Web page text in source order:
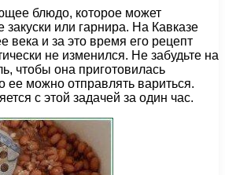
блюдо, которое может
закуски или гарнира. На Кавказе
века и за это время его рецепт
не изменился. Не забудьте на
чтобы она приготовилась
ее можно отправлять вариться.
с этой задачей за один час.